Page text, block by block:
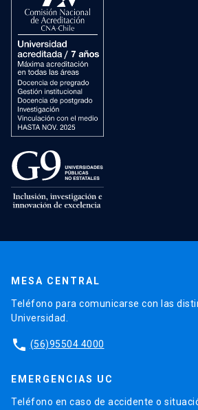
MESA CENTRAL
Teléfono para comunicarse con las
Universidad.
phone (56)95504 4000
EMERGENCIAS UC
Teléfono en caso de accidente o